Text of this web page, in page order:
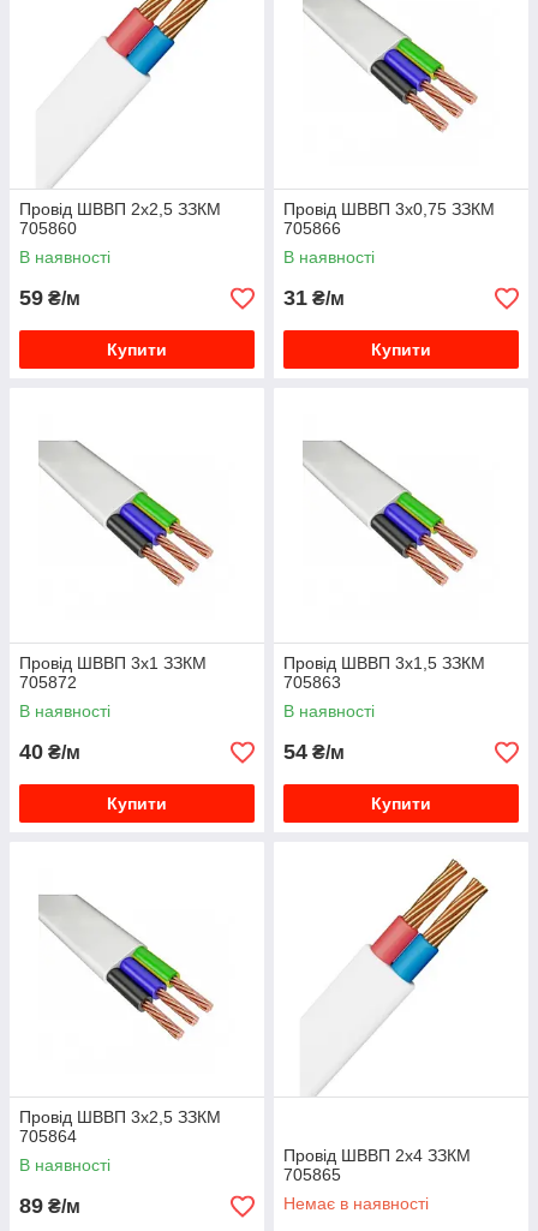
Провід ШВВП 2х2,5 ЗЗКМ
705860
В наявності
59 ₴/м
Купити
Провід ШВВП 3х0,75 ЗЗКМ
705866
В наявності
31 ₴/м
Купити
Провід ШВВП 3х1 ЗЗКМ
705872
В наявності
40 ₴/м
Купити
Провід ШВВП 3х1,5 ЗЗКМ
705863
В наявності
54 ₴/м
Купити
Провід ШВВП 3х2,5 ЗЗКМ
705864
В наявності
89 ₴/м
Провід ШВВП 2х4 ЗЗКМ
705865
Немає в наявності